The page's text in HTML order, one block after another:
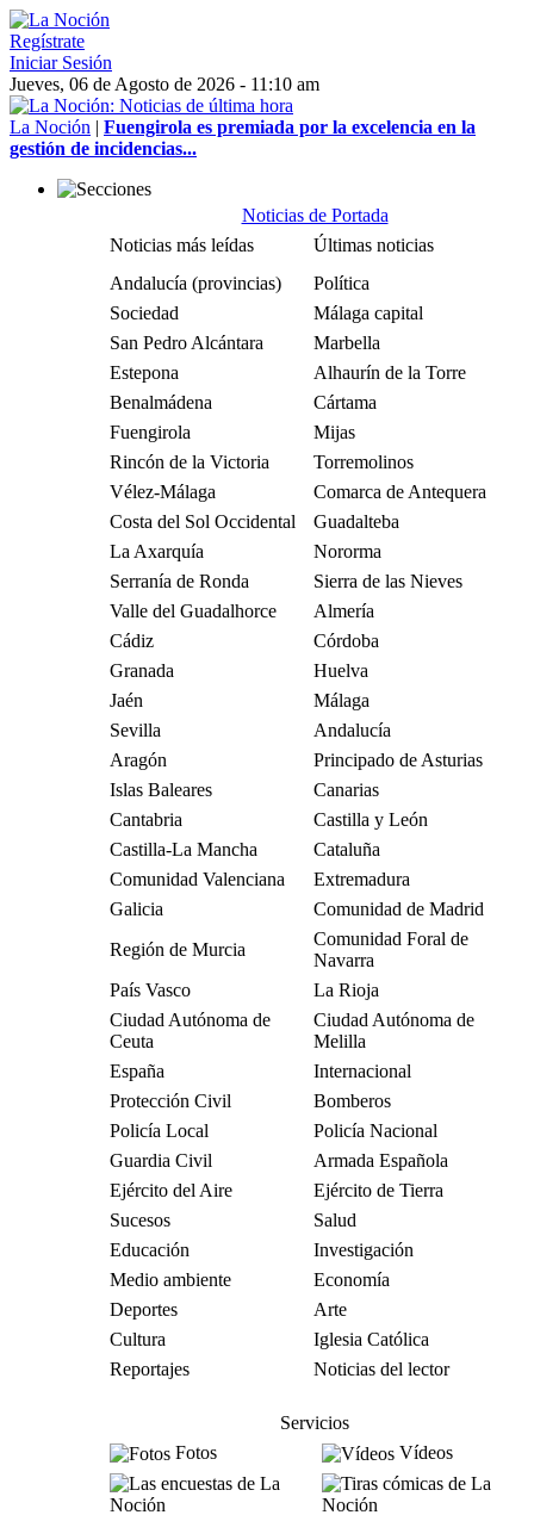
Regístrate
Iniciar Sesión
Jueves, 06 de Agosto de 2026 - 11:10 am
La Noción | Fuengirola es premiada por la excelencia en la
gestión de incidencias...
Noticias de Portada
Noticias más leídas
Últimas noticias
Andalucía (provincias)
Política
Sociedad
Málaga capital
San Pedro Alcántara
Marbella
Estepona
Alhaurín de la Torre
Benalmádena
Cártama
Fuengirola
Mijas
Rincón de la Victoria
Torremolinos
Vélez-Málaga
Comarca de Antequera
Costa del Sol Occidental
Guadalteba
La Axarquía
Nororma
Serranía de Ronda
Sierra de las Nieves
Valle del Guadalhorce
Almería
Cádiz
Córdoba
Granada
Huelva
Jaén
Málaga
Sevilla
Andalucía
Aragón
Principado de Asturias
Islas Baleares
Canarias
Cantabria
Castilla y León
Castilla-La Mancha
Cataluña
Comunidad Valenciana
Extremadura
Galicia
Comunidad de Madrid
Región de Murcia
Comunidad Foral de
Navarra
País Vasco
La Rioja
Ciudad Autónoma de
Ceuta
Ciudad Autónoma de
Melilla
España
Internacional
Protección Civil
Bomberos
Policía Local
Policía Nacional
Guardia Civil
Armada Española
Ejército del Aire
Ejército de Tierra
Sucesos
Salud
Educación
Investigación
Medio ambiente
Economía
Deportes
Arte
Cultura
Iglesia Católica
Reportajes
Noticias del lector
Servicios
Fotos
Vídeos